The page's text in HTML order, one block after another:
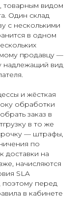
товарным видом
Один склад
с несколькими
в одном
продавцу —
надлежащий вид
и жёсткая
обработки
заказ в
в то же
— штрафы,
по
доставки на
начисляются
SLA
поэтому перед
в кабинете